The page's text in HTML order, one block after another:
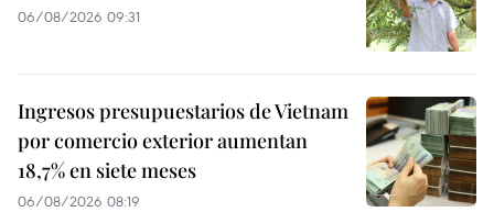
06/08/2026 09:31
Ingresos presupuestarios de Vietnam
por comercio exterior aumentan
18,7% en siete meses
06/08/2026 08:19